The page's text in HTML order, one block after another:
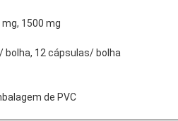
1500 mg
bolha, 12 cápsulas/ bolha
de PVC